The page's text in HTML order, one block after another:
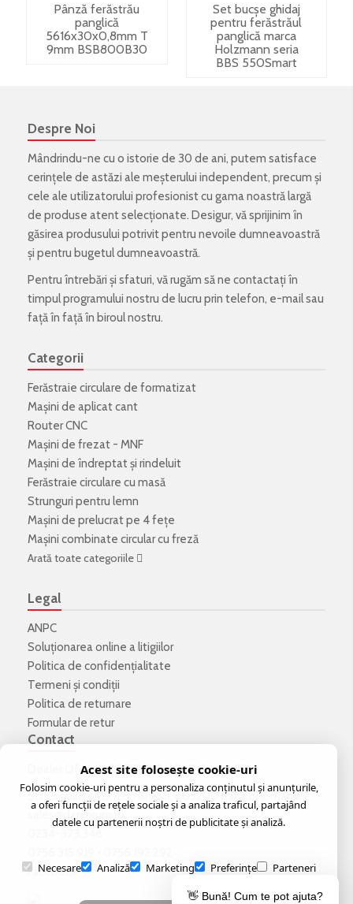
Pânză ferăstrău
panglică
5616x30x0,8mm T
9mm BSB800B30
Set bucșe ghidaj
pentru ferăstrăul
panglică marca
Holzmann seria
BBS 550Smart
Despre Noi
Mândrindu-ne cu o istorie de 30 de ani, putem satisface
cerințele de astăzi ale meșterului independent, precum și
cele ale utilizatorului profesionist cu gama noastră largă
de produse atent selecționate. Desigur, vă sprijinim în
găsirea produsului potrivit pentru nevoile dumneavoastră
și pentru bugetul dumneavoastră.
Pentru întrebări și sfaturi, vă rugăm să ne contactați în
timpul programului nostru de lucru prin telefon, e-mail sau
față în față în biroul nostru.
Categorii
Ferăstraie circulare de formatizat
Mașini de aplicat cant
Router CNC
Mașini de frezat - MNF
Mașini de îndreptat și rindeluit
Ferăstraie circulare cu masă
Strunguri pentru lemn
Mașini de prelucrat pe 4 fețe
Mașini combinate circular cu freză
Arată toate categoriile
Legal
ANPC
Soluționarea online a litigiilor
Politica de confidenţialitate
Termeni şi condiţii
Politica de returnare
Formular de retur
Contact
Dealer Oficial -SC TEHNOHOLZ Group SRL
Str. Crinului, nr 15, Comănești, 605200 Bacău, România
sales@danibrum.ro
Facebook
👋 Bună! Cum te pot ajuta?
Acest site folosește cookie-uri
Folosim cookie-uri pentru a personaliza conținutul și anunțurile,
a oferi funcții de rețele sociale și a analiza traficul, partajând
datele cu partenerii noștri de publicitate și analiză.
Necesare Analiză Marketing Preferințe Parteneri